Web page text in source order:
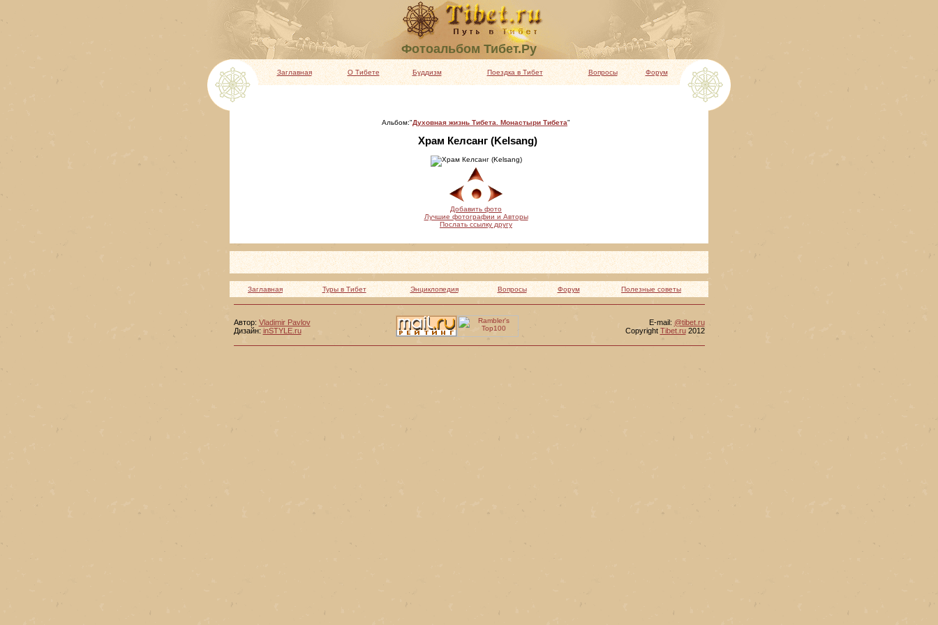
Фотоальбом Тибет.Ру
Заглавная О Тибете Буддизм Поездка в Тибет Вопросы Форум
Альбом:"Духовная жизнь Тибета. Монастыри Тибета"
Храм Келсанг (Kelsang)
Добавить фото
Лучшие фотографии и Авторы
Послать ссылку другу
Заглавная Туры в Тибет Энциклопедия Вопросы Форум Полезные советы
Автор: Vladimir Pavlov
Дизайн: inSTYLE.ru
Е-mail: @tibet.ru
Copyright Tibet.ru2012